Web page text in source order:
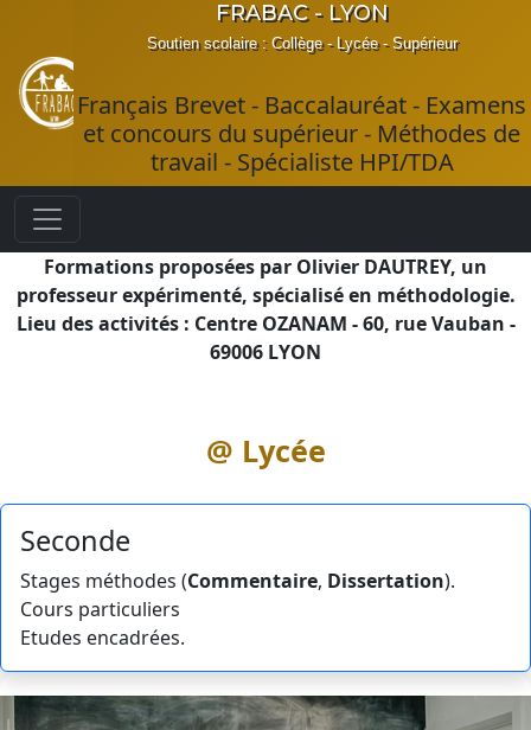
FRABAC - LYON
Soutien scolaire : Collège - Lycée - Supérieur
Français Brevet - Baccalauréat - Examens
et concours du supérieur - Méthodes de
travail - Spécialiste HPI/TDA
Formations proposées par Olivier DAUTREY, un
professeur expérimenté, spécialisé en méthodologie.
Lieu des activités : Centre OZANAM - 60, rue Vauban -
69006 LYON
@ Lycée
Seconde
Stages méthodes (Commentaire, Dissertation).
Cours particuliers
Etudes encadrées.